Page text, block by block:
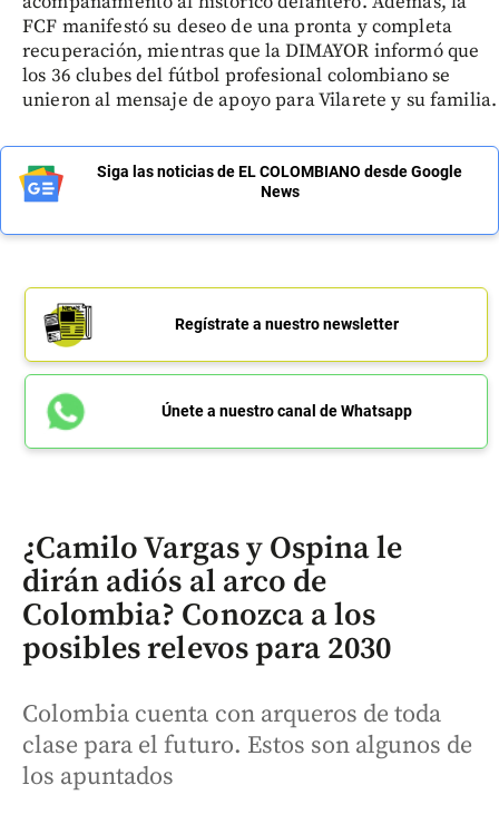
FCF manifestó su deseo de una pronta y completa
recuperación, mientras que la DIMAYOR informó que
los 36 clubes del fútbol profesional colombiano se
unieron al mensaje de apoyo para Vilarete y su familia.
Siga las noticias de EL COLOMBIANO desde Google
News
Regístrate a nuestro newsletter
Únete a nuestro canal de Whatsapp
¿Camilo Vargas y Ospina le
dirán adiós al arco de
Colombia? Conozca a los
posibles relevos para 2030
Colombia cuenta con arqueros de toda
clase para el futuro. Estos son algunos de
los apuntados